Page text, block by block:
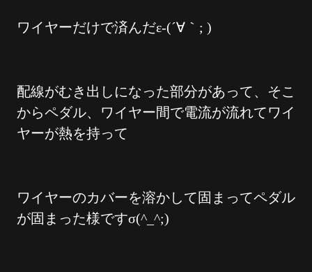
ワイヤーだけで済んだε-(´∀｀; )
配線がむき出しになった部分があって、そこ
からペダル、ワイヤー間で電流が流れてワイ
ヤーが熱を持って
ワイヤーのカバーを溶かして固まってペダル
が固まった様ですσ(^_^;)